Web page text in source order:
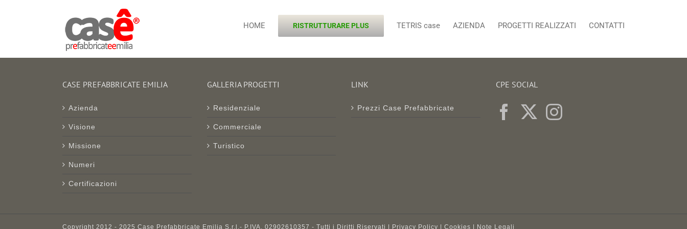
HOME RISTRUTTURARE PLUS TETRIS case AZIENDA PROGETTI REALIZZATI CONTATTI
CASE PREFABBRICATE EMILIA
Azienda
Visione
Missione
Numeri
Certificazioni
GALLERIA PROGETTI
Residenziale
Commerciale
Turistico
LINK
Prezzi Case Prefabbricate
CPE SOCIAL
Copyright 2012 - 2025 Case Prefabbricate Emilia S.r.l.- P.IVA. 02902610357 - Tutti i Diritti Riservati | Privacy Policy Cookies
Note Legali